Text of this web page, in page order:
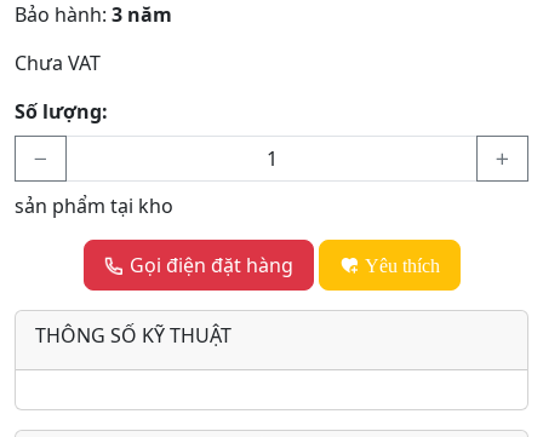
Bảo hành: 3 năm
Chưa VAT
Số lượng:
sản phẩm tại kho
Gọi điện đặt hàng Yêu thích
THÔNG SỐ KỸ THUẬT